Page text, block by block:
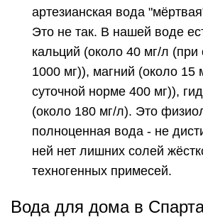
артезианская вода
Это не так. В нашей воде
кальций (около 40 мг/л (при
1000 мг)), магний (около 15
суточной норме 400 мг)),
(около 180 мг/л). Это
полноценная вода - не
ней нет лишних солей
техногенных примесей.
Вода для дома в